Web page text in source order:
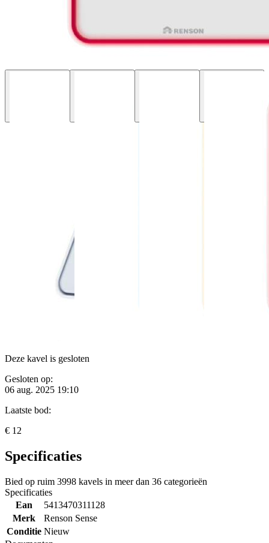
Deze kavel is gesloten
Gesloten op:
06 aug. 2025 19:10
Laatste bod:
€ 12
Specificaties
Bied op ruim 3998 kavels in meer dan 36 categorieën
Specificaties
Ean
5413470311128
Merk
Renson Sense
Conditie Nieuw